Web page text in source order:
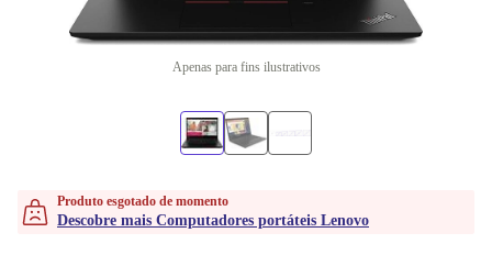
Apenas para fins ilustrativos
Produto esgotado de momento
Descobre mais Computadores portáteis Lenovo